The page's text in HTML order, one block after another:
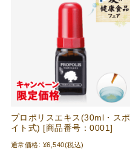
プロポリスエキス(30ml・スポ
イト式) [商品番号：0001]
通常価格: ¥6,540(税込)